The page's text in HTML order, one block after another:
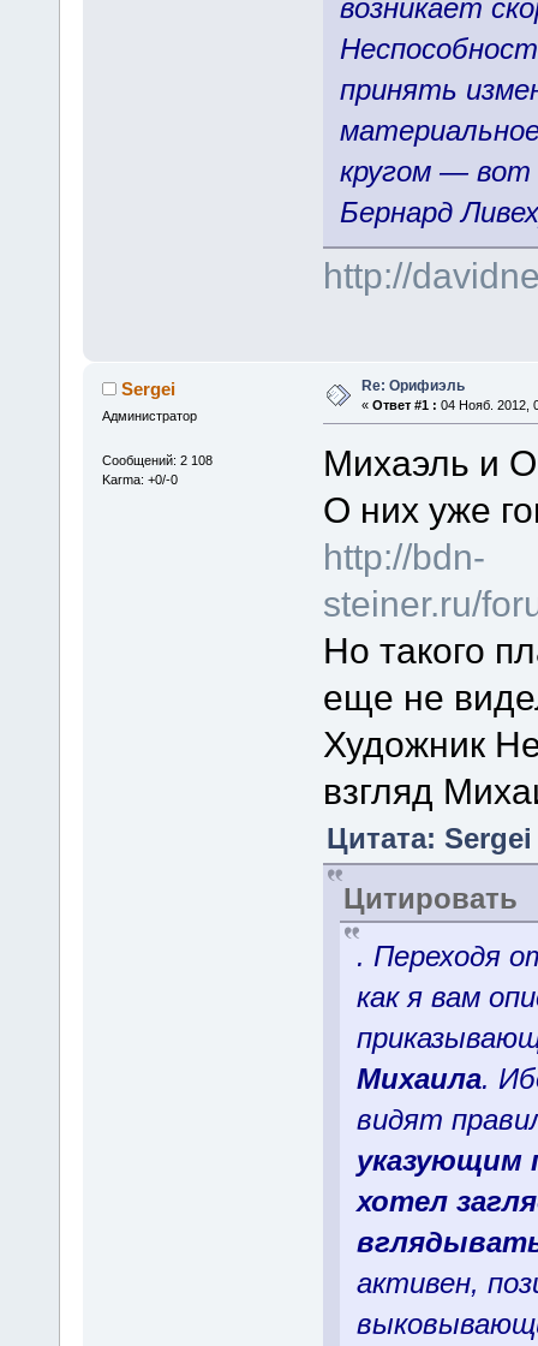
возникает
принять
кругом —
Бернард
http://
Sergei
Администратор
Сообщений: 2 108
Karma: +0/-0
Re: Орифиэль
« Ответ #1 : 04 Нояб. 2012,
Михаэль и
О них уже
http://bdn-
steiner.ru/
Но такого
еще не
Художник
взгляд
Цитата: Sergei
Цитировать
. Переходя
как я вам
Михаила.
видят
указующим
хотел
активен,